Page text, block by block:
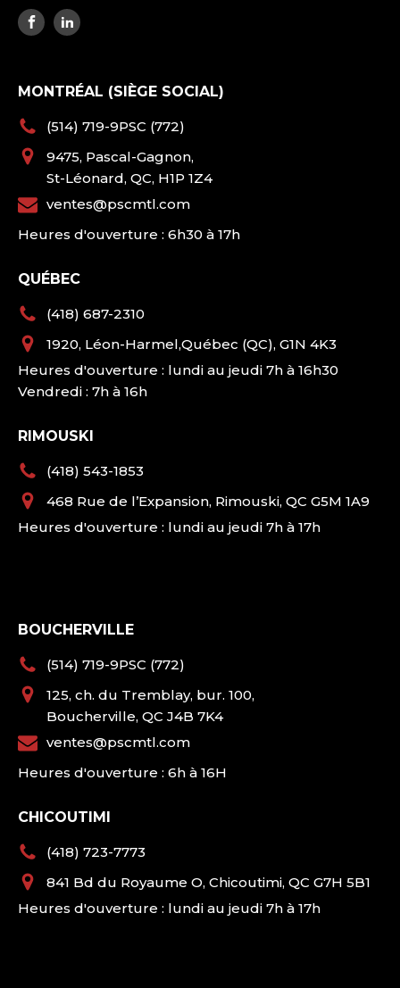
MONTRÉAL (SIÈGE SOCIAL)
(514) 719-9PSC (772)
9475, Pascal-Gagnon,
St-Léonard, QC, H1P 1Z4
ventes@pscmtl.com
Heures d'ouverture : 6h30 à 17h
QUÉBEC
(418) 687-2310
1920, Léon-Harmel,Québec (QC), G1N 4K3
Heures d'ouverture : lundi au jeudi 7h à 16h30
Vendredi : 7h à 16h
RIMOUSKI
(418) 543-1853
468 Rue de l’Expansion, Rimouski, QC G5M 1A9
Heures d'ouverture : lundi au jeudi 7h à 17h
BOUCHERVILLE
(514) 719-9PSC (772)
125, ch. du Tremblay, bur. 100,
Boucherville, QC J4B 7K4
ventes@pscmtl.com
Heures d'ouverture : 6h à 16H
CHICOUTIMI
(418) 723-7773
841 Bd du Royaume O, Chicoutimi, QC G7H 5B1
Heures d'ouverture : lundi au jeudi 7h à 17h